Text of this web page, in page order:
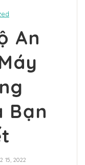
An
Bạn
15, 2022